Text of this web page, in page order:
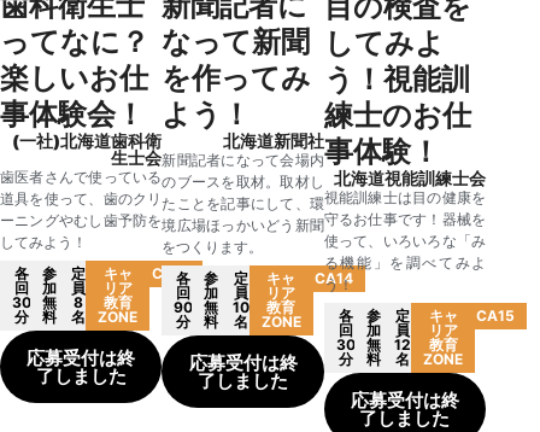
ってなに？
楽しいお仕
事体験会！
(一社)北海道歯科衛
生士会
歯医者さんで使っている
道具を使って、歯のクリ
ーニングやむし歯予防を
してみよう！
各
回
30
分
参
加
無
料
定
員
8
名
キャ
リア
教育
ZONE
CA13
応募受付は終
了しました
なって新聞
を作ってみ
よう！
北海道新聞社
新聞記者になって会場内
のブースを取材。取材し
たことを記事にして、環
境広場ほっかいどう新聞
をつくります。
各
回
90
分
参
加
無
料
定
員
10
名
キャ
リア
教育
ZONE
CA14
応募受付は終
了しました
目の検査を
してみよ
う！視能訓
練士のお仕
事体験！
北海道視能訓練士会
視能訓練士は目の健康を
守るお仕事です！器械を
使って、いろいろな「み
る機能」を調べてみよ
う！
各
回
30
分
参
加
無
料
定
員
12
名
キャ
リア
教育
ZONE
CA15
応募受付は終
了しました